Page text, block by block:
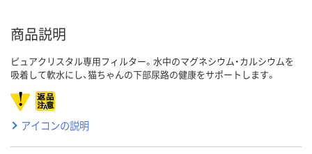
商品説明
ピュアクリスタル専用フィルター。水中のマグネシウム・カルシウムを
吸着して軟水にし、猫ちゃんの下部尿路の健康をサポートします。
アイコンの説明